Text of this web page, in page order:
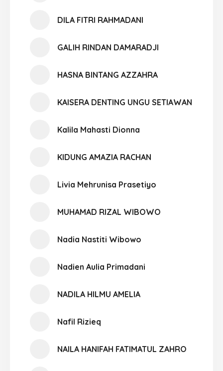
DILA FITRI RAHMADANI
GALIH RINDAN DAMARADJI
HASNA BINTANG AZZAHRA
KAISERA DENTING UNGU SETIAWAN
Kalila Mahasti Dionna
KIDUNG AMAZIA RACHAN
Livia Mehrunisa Prasetiyo
MUHAMAD RIZAL WIBOWO
Nadia Nastiti Wibowo
Nadien Aulia Primadani
NADILA HILMU AMELIA
Nafil Rizieq
NAILA HANIFAH FATIMATUL ZAHRO